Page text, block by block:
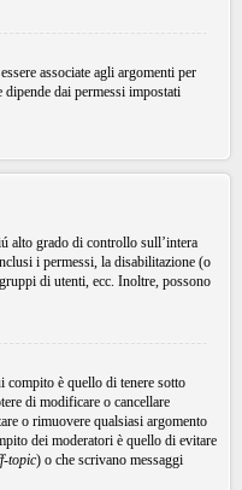
associate agli argomenti per
dai permessi impostati
alto grado di controllo sull’intera
i permessi, la disabilitazione (o
di utenti, ecc. Inoltre, possono
è quello di tenere sotto
di modificare o cancellare
o rimuovere qualsiasi argomento
dei moderatori è quello di evitare
topic) o che scrivano messaggi